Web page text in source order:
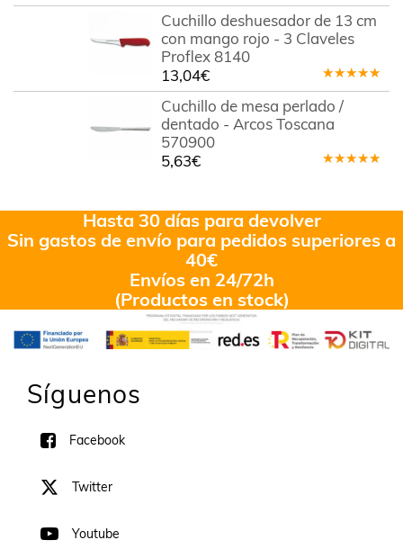
Cuchillo deshuesador de 13 cm
con mango rojo - 3 Claveles
Proflex 8140
en 5.00
5
13,04€
Cuchillo de mesa perlado /
dentado - Arcos Toscana
570900
5,63€
Hasta 30 días para devolver
Sin gastos de envío para pedidos superiores a
40€
Envíos en 24/72h
(Productos en stock)
Síguenos
Facebook
Twitter
Youtube